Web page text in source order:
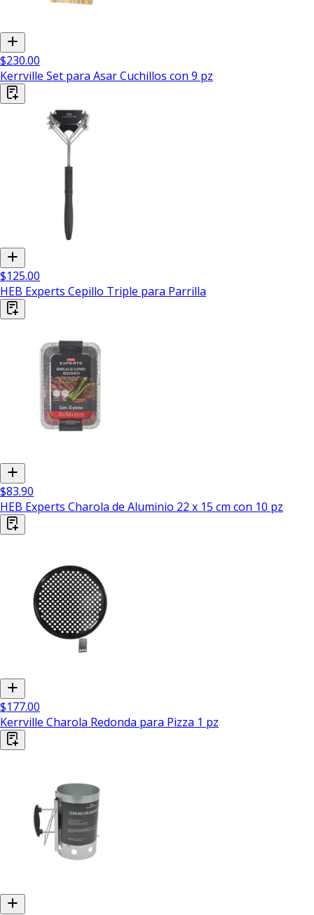
$230.00
Kerrville Set para Asar Cuchillos con 9 pz
$125.00
HEB Experts Cepillo Triple para Parrilla
$83.90
HEB Experts Charola de Aluminio 22 x 15 cm con 10 pz
$177.00
Kerrville Charola Redonda para Pizza 1 pz